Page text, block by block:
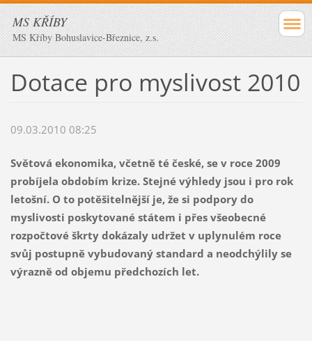
MS KŘÍBY
MS Kříby Bohuslavice-Březnice, z.s.
Dotace pro myslivost 2010
09.03.2010 08:25
Světová ekonomika, včetně té české, se v roce 2009
probíjela obdobím krize. Stejné výhledy jsou i pro rok
letošní. O to potěšitelnější je, že si podpory do
myslivosti poskytované státem i přes všeobecné
rozpočtové škrty dokázaly udržet v uplynulém roce
svůj postupně vybudovaný standard a neodchýlily se
výrazně od objemu předchozích let.